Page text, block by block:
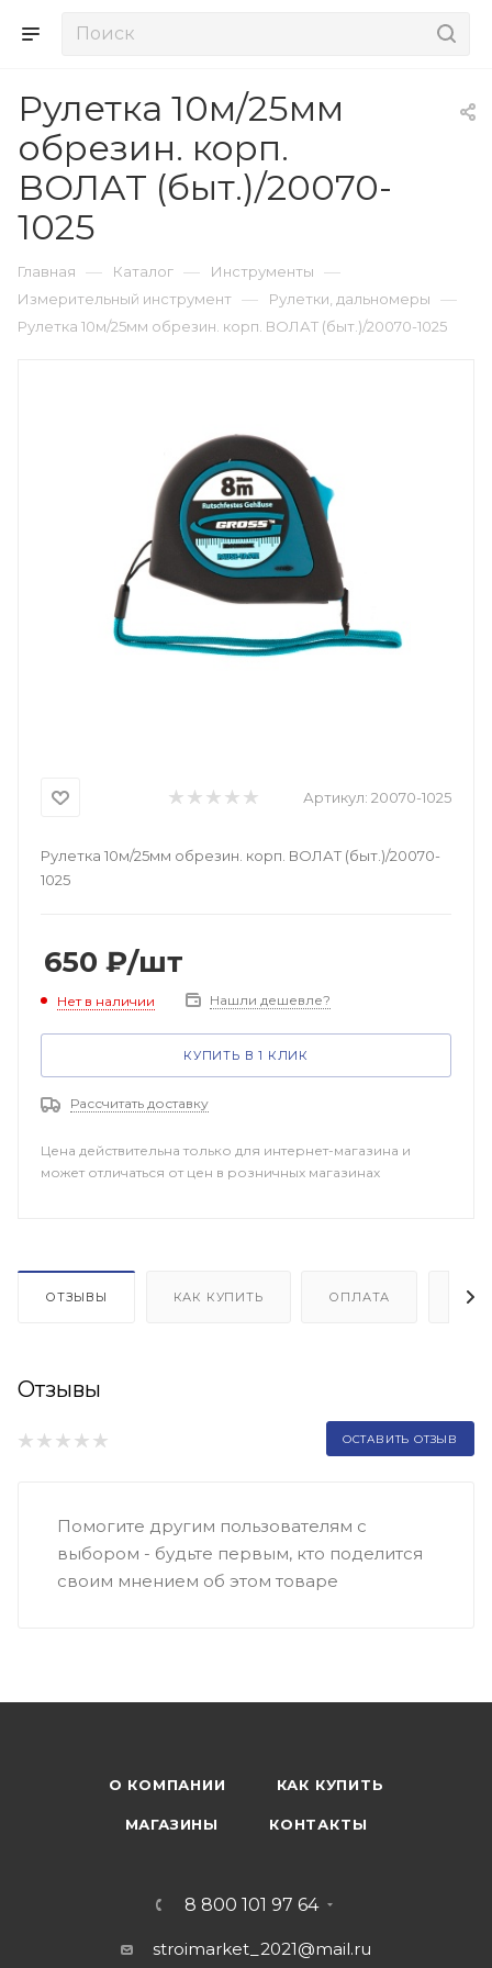
Рулетка 10м/25мм
обрезин. корп.
ВОЛАТ (быт.)/20070-
1025
Главная — Каталог — Инструменты —
Измерительный инструмент — Рулетки, дальномеры —
Рулетка 10м/25мм обрезин. корп. ВОЛАТ (быт.)/20070-1025
Артикул: 20070-1025
Рулетка 10м/25мм обрезин. корп. ВОЛАТ (быт.)/20070-
1025
650 ₽/шт
Нет в наличии Нашли дешевле?
КУПИТЬ В 1 КЛИК
Рассчитать доставку
Цена действительна только для интернет-магазина и
может отличаться от цен в розничных магазинах
ОТЗЫВЫ КАК КУПИТЬ ОПЛАТА
Отзывы
ОСТАВИТЬ ОТЗЫВ
Помогите другим пользователям с
выбором - будьте первым, кто поделится
своим мнением об этом товаре
О КОМПАНИИ КАК КУПИТЬ
МАГАЗИНЫ КОНТАКТЫ
8 800 101 97 64
stroimarket_2021@mail.ru